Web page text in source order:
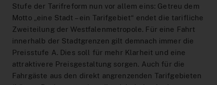
Zum Ticketshop
MeinAbo-Portal
News/Presse
Stufe der Tarifreform nun vor allem eins: Getreu dem
Motto „eine Stadt – ein Tarifgebiet“ endet die tarifliche
Zweiteilung der Westfalenmetropole. Für eine Fahrt
innerhalb der Stadtgrenzen gilt demnach immer die
Preisstufe A. Dies soll für mehr Klarheit und eine
attraktivere Preisgestaltung sorgen. Auch für die
Fahrgäste aus den direkt angrenzenden Tarifgebieten